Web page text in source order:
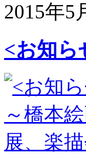
2015年5
<お知ら